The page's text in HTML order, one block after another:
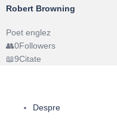
Robert Browning
Poet englez
0Followers
9Citate
Despre